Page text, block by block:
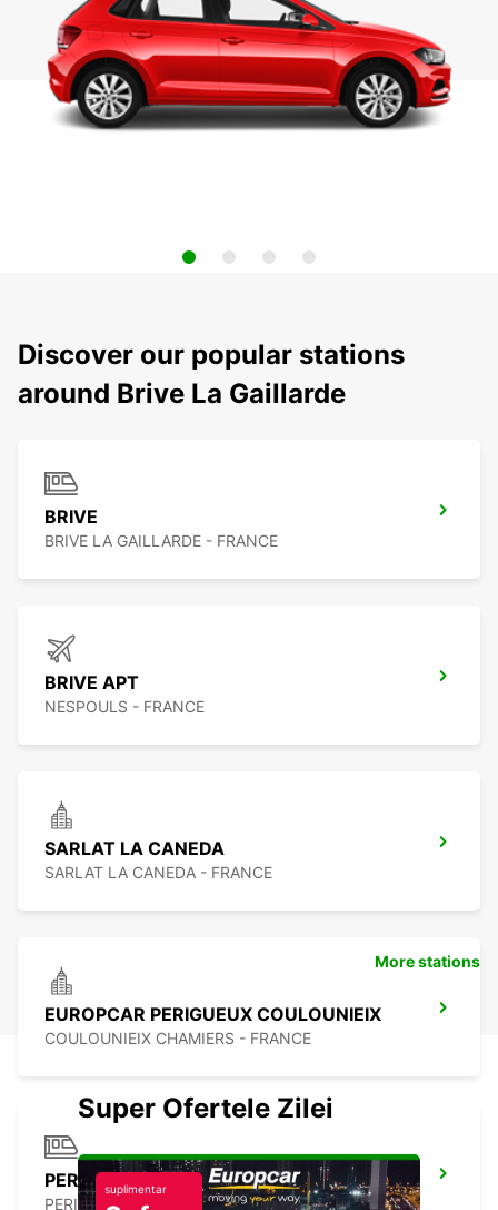
Discover our popular stations
around Brive La Gaillarde
BRIVE
BRIVE LA GAILLARDE - FRANCE
BRIVE APT
NESPOULS - FRANCE
SARLAT LA CANEDA
SARLAT LA CANEDA - FRANCE
EUROPCAR PERIGUEUX COULOUNIEIX
COULOUNIEIX CHAMIERS - FRANCE
PERIGUEUX
PERIGUEUX - FRANCE
More stations
Super Ofertele Zilei
suplimentar